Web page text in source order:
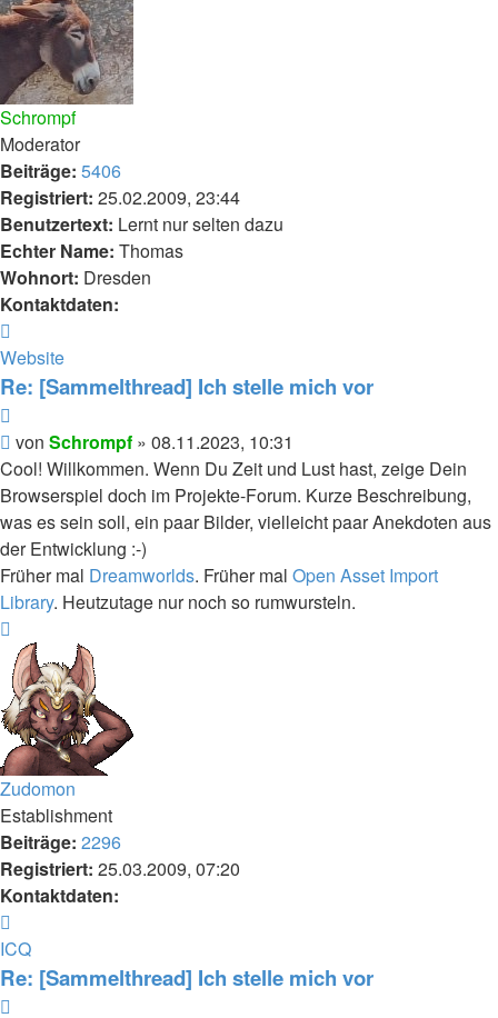
Schrompf
Moderator
Beiträge: 5406
Registriert: 25.02.2009, 23:44
Benutzertext: Lernt nur selten dazu
Echter Name: Thomas
Wohnort: Dresden
Kontaktdaten:
von
Schrompf
Website
Re: [Sammelthread] Ich stelle mich vor
Beitrag
von Schrompf » 08.11.2023, 10:31
Cool! Willkommen. Wenn Du Zeit und Lust hast, zeige Dein
Browserspiel doch im Projekte-Forum. Kurze Beschreibung,
was es sein soll, ein paar Bilder, vielleicht paar Anekdoten aus
der Entwicklung :-)
Früher mal Dreamworlds. Früher mal Open Asset Import
Library. Heutzutage nur noch so rumwursteln.
oben
Zudomon
Establishment
Beiträge: 2296
Registriert: 25.03.2009, 07:20
Kontaktdaten:
von
Zudomon
ICQ
Re: [Sammelthread] Ich stelle mich vor